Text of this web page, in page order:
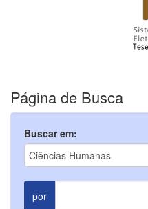
Página de Busca
Buscar em:
por